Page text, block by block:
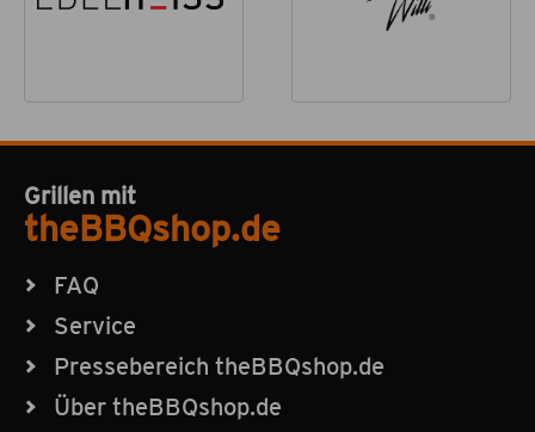
Grillen mit
theBBQshop.de
FAQ
Service
Pressebereich theBBQshop.de
Über theBBQshop.de